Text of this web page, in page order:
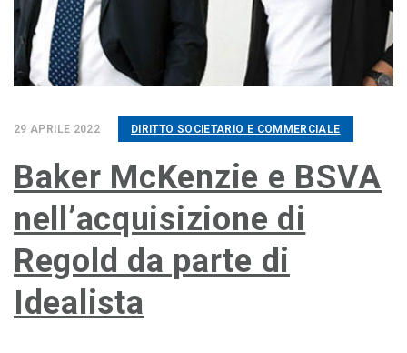
29 APRILE 2022 DIRITTO SOCIETARIO E COMMERCIALE
Baker McKenzie e BSVA
nell’acquisizione di
Regold da parte di
Idealista